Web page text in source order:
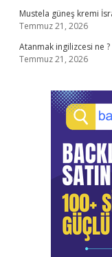
Mustela güneş kremi
Temmuz 21, 2026
Atanmak ingilizcesi ne ?
Temmuz 21, 2026